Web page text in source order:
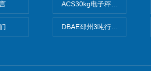
ACS30kg电子秤价格,30公
DBAE邳州3吨行车电子吊秤